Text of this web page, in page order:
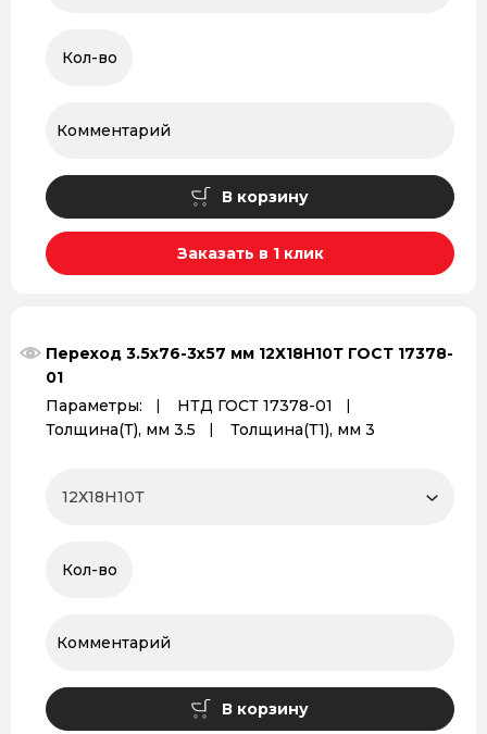
В корзину
Заказать в 1 клик
Переход 3.5x76-3x57 мм 12Х18Н10Т ГОСТ 17378-
01
Параметры:
НТД ГОСТ 17378-01
Толщина(Т), мм 3.5
Толщина(Т1), мм 3
В корзину